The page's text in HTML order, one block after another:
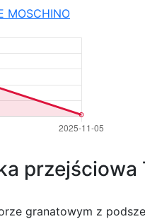
MOSCHINO
granatowym z